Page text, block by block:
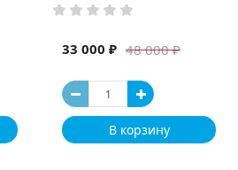
48 000 ₽
33 000 ₽
В корзину